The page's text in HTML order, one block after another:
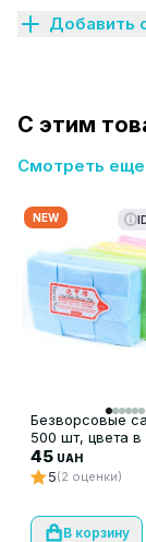
Добавить
С этим
Смотреть еще
NEW
Безворсовые
500 шт, цвета в
ассортименте
45 UAH
5(2 оценки)
В корзину